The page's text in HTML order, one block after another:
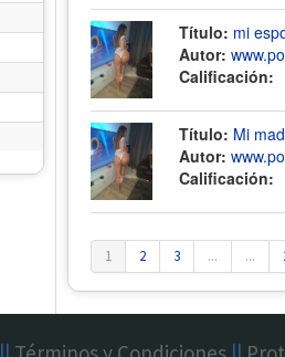
Título: mi
Autor:
Calificación:
Título: Mi
Autor:
Calificación:
1 2 3 ... ...